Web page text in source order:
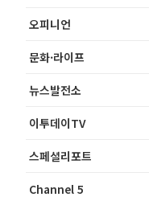
오피니언
문화·라이프
뉴스발전소
이투데이TV
스페셜리포트
Channel 5